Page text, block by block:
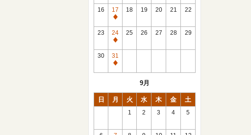
館
日
16
17
休
館
日
18 19 20 21 22
23
24
休
館
日
25 26 27 28 29
30
31
休
9月
日 月 火 水 木 金 土
1 2 3 4 5